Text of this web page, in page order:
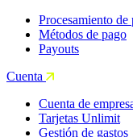
Procesamiento de
Métodos de pago
Payouts
Cuenta
Cuenta de
Tarjetas Unlimit
Gestión de gastos